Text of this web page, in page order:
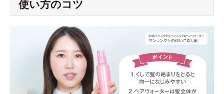
使い方のコツ